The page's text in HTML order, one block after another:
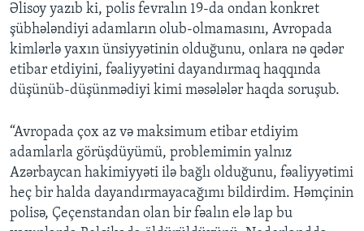
Əlisoy yazıb ki, polis fevralın 19-da ondan konkret
şübhələndiyi adamların olub-olmamasını, Avropada
kimlərlə yaxın ünsiyyətinin olduğunu, onlara nə qədər
etibar etdiyini, fəaliyyətini dayandırmaq haqqında
düşünüb-düşünmədiyi kimi məsələlər haqda soruşub.
“Avropada çox az və maksimum etibar etdiyim
adamlarla görüşdüyümü, problemimin yalnız
Azərbaycan hakimiyyəti ilə bağlı olduğunu, fəaliyyətimi
heç bir halda dayandırmayacağımı bildirdim. Həmçinin
polisə, Çeçenstandan olan bir fəalın elə lap bu